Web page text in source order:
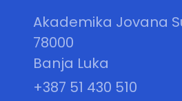
Akademika Jovana
78000
Banja Luka
+387 51 430 510